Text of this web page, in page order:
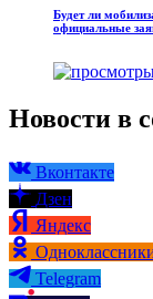
Будет ли
официальные
Новости в
Вконтакте
Дзен
Яндекс
Telegram